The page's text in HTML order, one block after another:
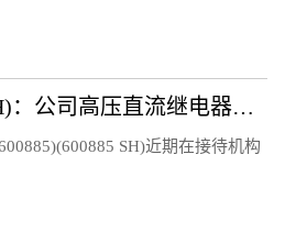
宏发股份(600885.SH)：公司高压直流继电器继续保持快速增长
SH)近期在接待机构